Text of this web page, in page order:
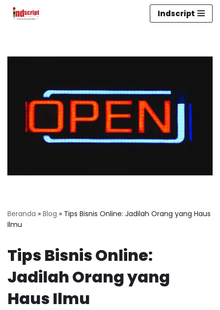
Indscript
Beranda » Blog » Tips Bisnis Online: Jadilah Orang yang Haus
Ilmu
Tips Bisnis Online:
Jadilah Orang yang
Haus Ilmu